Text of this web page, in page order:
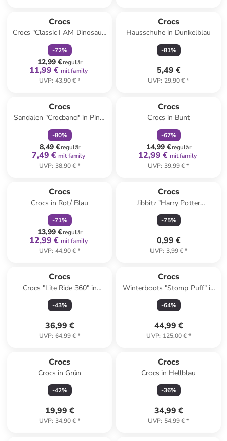
Crocs
Crocs "Classic I AM Dinosaur"
in Grün
-72%
12,99 €regulär
11,99 € mit family
UVP: 43,90 €*
Crocs
Hausschuhe in Dunkelblau
-81%
5,49 €
UVP: 29,90 €*
Crocs
Sandalen "Crocband" in Pink/
Lila
-80%
8,49 €regulär
7,49 € mit family
UVP: 38,90 €*
Crocs
Crocs in Bunt
-67%
14,99 €regulär
12,99 € mit family
UVP: 39,99 €*
Crocs
Crocs in Rot/ Blau
-71%
13,99 €regulär
12,99 € mit family
UVP: 44,90 €*
Crocs
Jibbitz "Harry Potter
Hufflepuff House" in Gelb/
Blau
-75%
0,99 €
UVP: 3,99 €*
Crocs
Crocs "Lite Ride 360" in
Schwarz
-43%
36,99 €
UVP: 64,99 €*
Crocs
Winterboots "Stomp Puff" in
Schwarz
-64%
44,99 €
UVP: 125,00 €*
Crocs
Crocs in Grün
-42%
19,99 €
UVP: 34,90 €*
Crocs
Crocs in Hellblau
-36%
34,99 €
UVP: 54,99 €*